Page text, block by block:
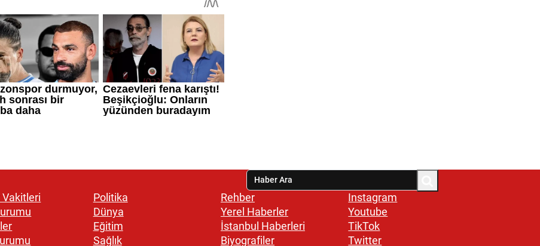
Politika
Dünya
Eğitim
Sağlık
Rehber
Yerel Haberler
İstanbul Haberleri
Biyografiler
Instagram
Youtube
TikTok
Twitter